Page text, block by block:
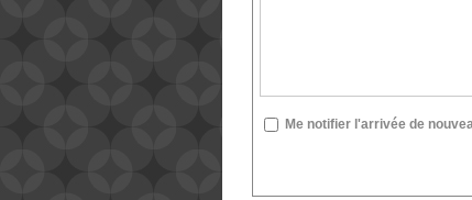
Me notifier l'arrivée de